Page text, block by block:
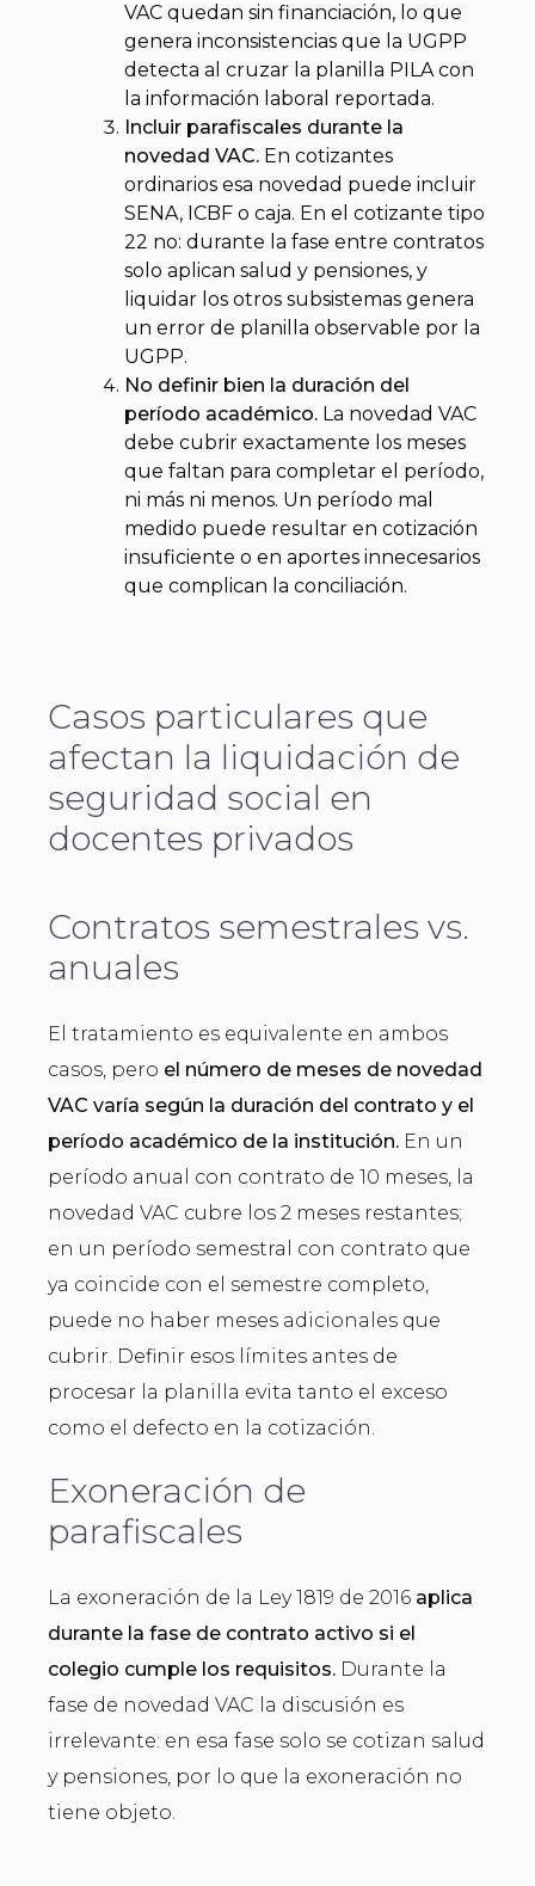
VAC quedan sin financiación, lo que
genera inconsistencias que la UGPP
detecta al cruzar la planilla PILA con
la información laboral reportada.
Incluir parafiscales durante la
novedad VAC. En cotizantes
ordinarios esa novedad puede incluir
SENA, ICBF o caja. En el cotizante tipo
22 no: durante la fase entre contratos
solo aplican salud y pensiones, y
liquidar los otros subsistemas genera
un error de planilla observable por la
UGPP.
No definir bien la duración del
período académico. La novedad VAC
debe cubrir exactamente los meses
que faltan para completar el período,
ni más ni menos. Un período mal
medido puede resultar en cotización
insuficiente o en aportes innecesarios
que complican la conciliación.
Casos particulares que
afectan la liquidación de
seguridad social en
docentes privados
Contratos semestrales vs.
anuales
El tratamiento es equivalente en ambos
casos, pero el número de meses de novedad
VAC varía según la duración del contrato y el
período académico de la institución. En un
período anual con contrato de 10 meses, la
novedad VAC cubre los 2 meses restantes;
en un período semestral con contrato que
ya coincide con el semestre completo,
puede no haber meses adicionales que
cubrir. Definir esos límites antes de
procesar la planilla evita tanto el exceso
como el defecto en la cotización.
Exoneración de
parafiscales
La exoneración de la Ley 1819 de 2016 aplica
durante la fase de contrato activo si el
colegio cumple los requisitos. Durante la
fase de novedad VAC la discusión es
irrelevante: en esa fase solo se cotizan salud
y pensiones, por lo que la exoneración no
tiene objeto.